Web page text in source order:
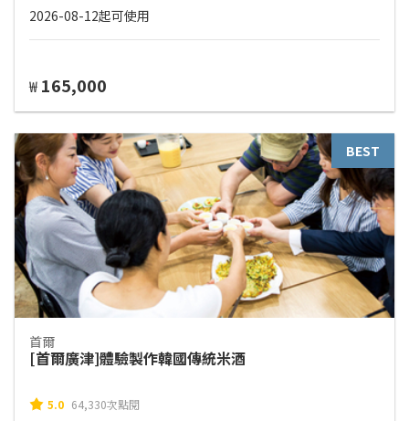
2026-08-12起可使用
₩ 165,000
BEST
首爾
[首爾廣津]體驗製作韓國傳統米酒
5.0 64,330次點閱